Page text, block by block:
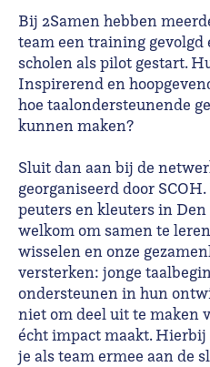
Bij 2Samen hebben
team een training gevolgd
scholen als pilot gestart.
Inspirerend en
hoe taalondersteunende
kunnen maken?
Sluit dan aan bij de
georganiseerd door
peuters en kleuters in
welkom om samen te
wisselen en onze
versterken: jonge
ondersteunen in hun
niet om deel uit te maken
écht impact maakt.
je als team ermee aan de